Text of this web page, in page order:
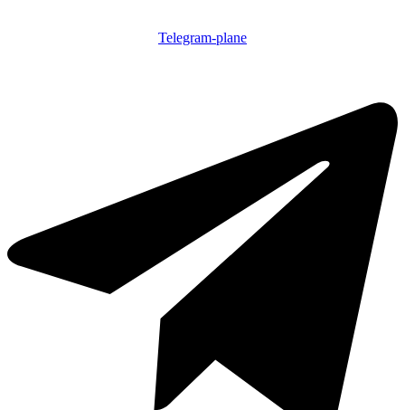
Telegram-plane